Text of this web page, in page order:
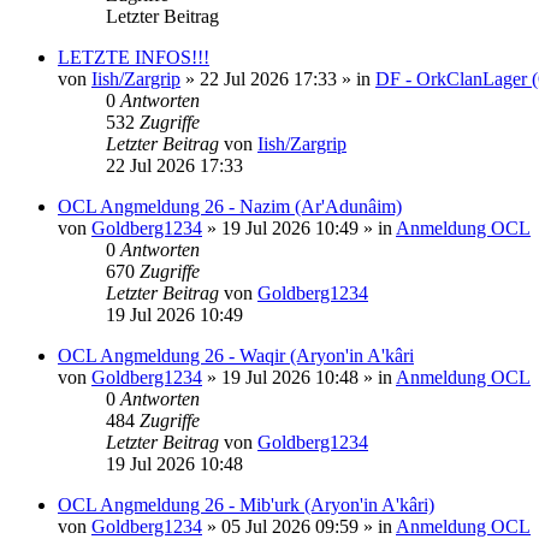
Letzter Beitrag
LETZTE INFOS!!!
von Iish/Zargrip » 22 Jul 2026 17:33 » in DF - OrkClanLager
0 Antworten
532 Zugriffe
Letzter Beitrag von Iish/Zargrip
22 Jul 2026 17:33
OCL Angmeldung 26 - Nazim (Ar'Adunâim)
von Goldberg1234 » 19 Jul 2026 10:49 » in Anmeldung OCL
0 Antworten
670 Zugriffe
Letzter Beitrag von Goldberg1234
19 Jul 2026 10:49
OCL Angmeldung 26 - Waqir (Aryon'in A'kâri
von Goldberg1234 » 19 Jul 2026 10:48 » in Anmeldung OCL
0 Antworten
484 Zugriffe
Letzter Beitrag von Goldberg1234
19 Jul 2026 10:48
OCL Angmeldung 26 - Mib'urk (Aryon'in A'kâri)
von Goldberg1234 » 05 Jul 2026 09:59 » in Anmeldung OCL